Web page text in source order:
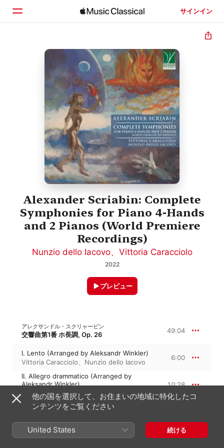
サインイン
ホーム
見つける
Alexander Scriabin: Complete
Symphonies for Piano 4-Hands
and 2 Pianos (World Premiere
Recordings)
Nunzio dello Iacovo、 Vittoria Caracciolo
2022
プレビュー
アレクサンドル・スクリャービン
交響曲第1番 ホ長調, Op. 26 49:04
I. Lento (Arranged by Aleksandr Winkler)
Vittoria Caracciolo、 Nunzio dello Iacovo
6:00
II. Allegro drammatico (Arranged by
Aleksandr Winkler)
Nunzio dello Iacovo
、Vittoria Caracciolo
10:28
III. Lento (Arranged by Aleksandr Winkler)
IV. Vivace (Arranged by Aleksandr
Winkler)
4:00
他の国を選択して、お住まいの地域に特化したコ
ンテンツをご覧ください
United States 続ける